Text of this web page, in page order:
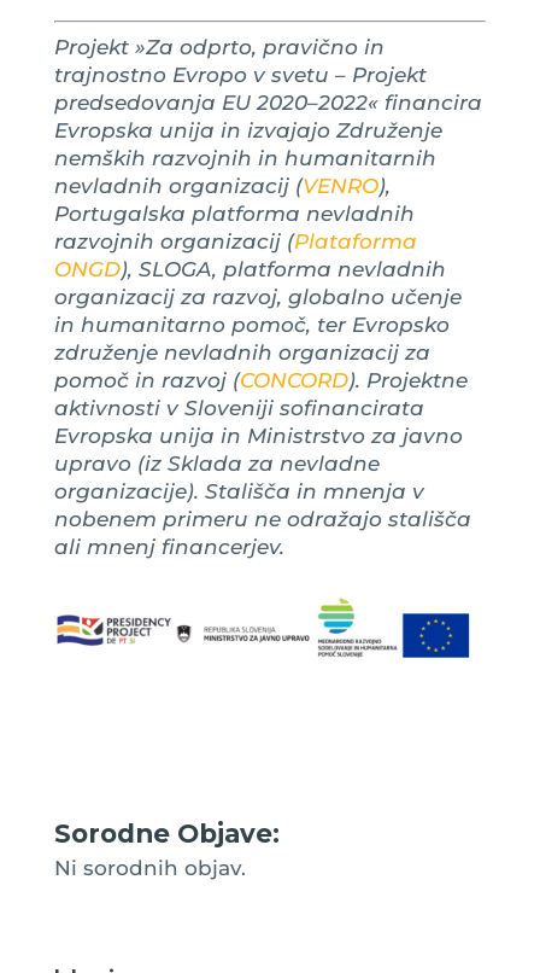
Projekt »Za odprto, pravično in
trajnostno Evropo v svetu – Projekt
predsedovanja EU 2020–2022« financira
Evropska unija in izvajajo Združenje
nemških razvojnih in humanitarnih
nevladnih organizacij (VENRO),
Portugalska platforma nevladnih
razvojnih organizacij (Plataforma
ONGD), SLOGA, platforma nevladnih
organizacij za razvoj, globalno učenje
in humanitarno pomoč, ter Evropsko
združenje nevladnih organizacij za
pomoč in razvoj (CONCORD). Projektne
aktivnosti v Sloveniji sofinancirata
Evropska unija in Ministrstvo za javno
upravo (iz Sklada za nevladne
organizacije). Stališča in mnenja v
nobenem primeru ne odražajo stališča
ali mnenj financerjev.
Sorodne Objave:
Ni sorodnih objav.